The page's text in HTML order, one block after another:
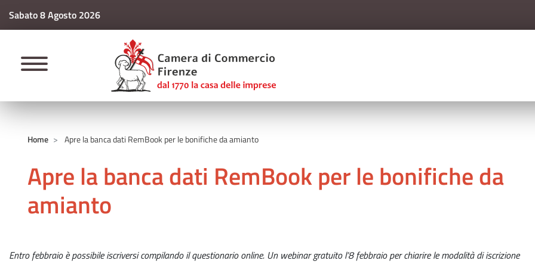
Sabato 8 Agosto 2026
CAMERE DI COMMERCIO D'ITALIA
Home Apre la banca dati RemBook per le bonifiche da amianto
Apre la banca dati RemBook per le bonifiche da
amianto
Entro febbraio è possibile iscriversi compilando il questionario online. Un webinar gratuito l’8 febbraio per chiarire le modalità di iscrizione